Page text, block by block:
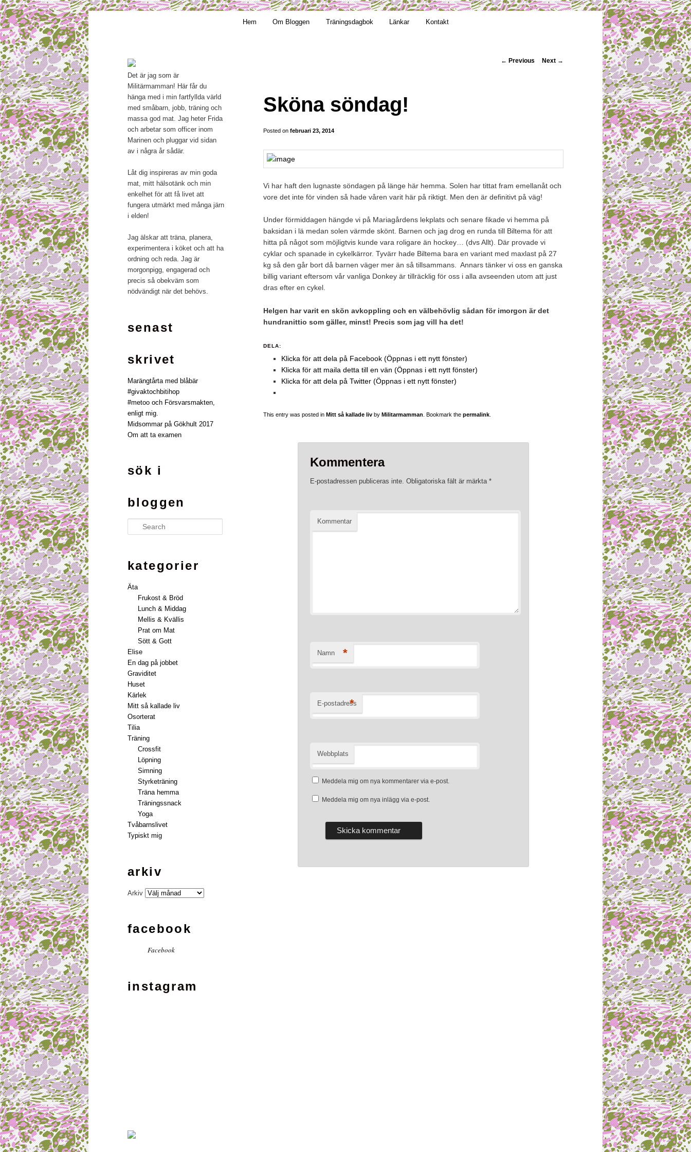
Mamma, militär och märkbart obekväm
Hem Om Bloggen Träningsdagbok Länkar Kontakt
Post navigation
← Previous Next →
Sköna söndag!
Posted on februari 23, 2014
Vi har haft den lugnaste söndagen på länge här hemma. Solen har tittat fram emellanåt och
vore det inte för vinden så hade våren varit här på riktigt. Men den är definitivt på väg!
Under förmiddagen hängde vi på Mariagårdens lekplats och senare fikade vi hemma på
baksidan i lä medan solen värmde skönt. Barnen och jag drog en runda till Biltema för att
hitta på något som möjligtvis kunde vara roligare än hockey… (dvs Allt). Där provade vi
cyklar och spanade in cykelkärror. Tyvärr hade Biltema bara en variant med maxlast på 27
kg så den går bort då barnen väger mer än så tillsammans. Annars tänker vi oss en ganska
billig variant eftersom vår vanliga Donkey är tillräcklig för oss i alla avseenden utom att just
dras efter en cykel.
Helgen har varit en skön avkoppling och en välbehövlig sådan för imorgon är det
hundranittio som gäller, minst! Precis som jag vill ha det!
DELA:
Klicka för att dela på Facebook (Öppnas i ett nytt fönster)
Klicka för att maila detta till en vän (Öppnas i ett nytt fönster)
Klicka för att dela på Twitter (Öppnas i ett nytt fönster)
This entry was posted in Mitt så kallade liv by Militarmamman . Bookmark the permalink
Kommentera
E-postadressen publiceras inte. Obligatoriska fält är märkta *
Kommentar
Namn *
E-postadress
*
Webbplats
Meddela mig om nya kommentarer via e-post.
Meddela mig om nya inlägg via e-post.
Det är jag som är
Militärmamman! Här får du
hänga med i min fartfyllda värld
med småbarn, jobb, träning och
massa god mat. Jag heter Frida
och arbetar som officer inom
Marinen och pluggar vid sidan
av i några år sådär.
Låt dig inspireras av min goda
mat, mitt hälsotänk och min
enkelhet för att få livet att
fungera utmärkt med många järn
i elden!
Jag älskar att träna, planera,
experimentera i köket och att ha
ordning och reda. Jag är
morgonpigg, engagerad och
precis så obekväm som
nödvändigt när det behövs.
senast
skrivet
Marängtårta med blåbär
#givaktochbitihop
#metoo och Försvarsmakten,
enligt mig.
Midsommar på Gökhult 2017
Om att ta examen
sök i
bloggen
Search
kategorier
Äta
Frukost & Bröd
Lunch & Middag
Mellis & Kvällis
Prat om Mat
Sött & Gott
Elise
En dag på jobbet
Graviditet
Huset
Kärlek
Mitt så kallade liv
Osorterat
Tilia
Träning
Crossfit
Löpning
Simning
Styrketräning
Träna hemma
Träningssnack
Yoga
Tvåbarnslivet
Typiskt mig
arkiv
Arkiv
facebook
Facebook
instagram